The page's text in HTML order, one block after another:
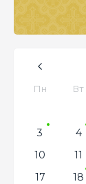
Пн Вт
3
4
10
11
17
18